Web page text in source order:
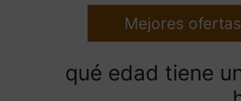
Mejores
qué edad tiene